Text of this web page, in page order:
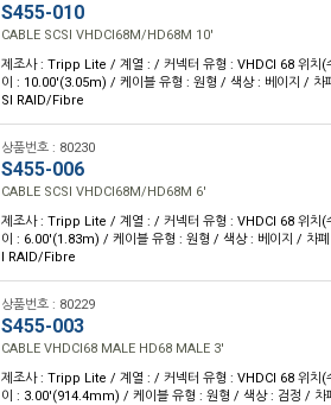
S455-010
CABLE SCSI VHDCI68M/HD68M 10'
제조사 : Tripp Lite / 계열 : / 커넥터 유형 : VHDCI 68 위치(
이 : 10.00'(3.05m) / 케이블 유형 : 원형 / 색상 : 베이지 / 차
SI RAID/Fibre
상품번호 : 80230
S455-006
CABLE SCSI VHDCI68M/HD68M 6'
제조사 : Tripp Lite / 계열 : / 커넥터 유형 : VHDCI 68 위치(
이 : 6.00'(1.83m) / 케이블 유형 : 원형 / 색상 : 베이지 / 차
I RAID/Fibre
상품번호 : 80229
S455-003
CABLE VHDCI68 MALE HD68 MALE 3'
제조사 : Tripp Lite / 계열 : / 커넥터 유형 : VHDCI 68 위치(
이 : 3.00'(914.4mm) / 케이블 유형 : 원형 / 색상 : 검정 / 차